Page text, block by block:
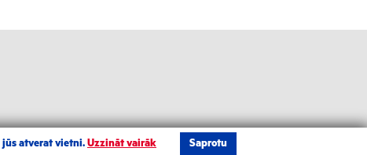
jūs atverat vietni. Uzzināt vairāk Saprotu